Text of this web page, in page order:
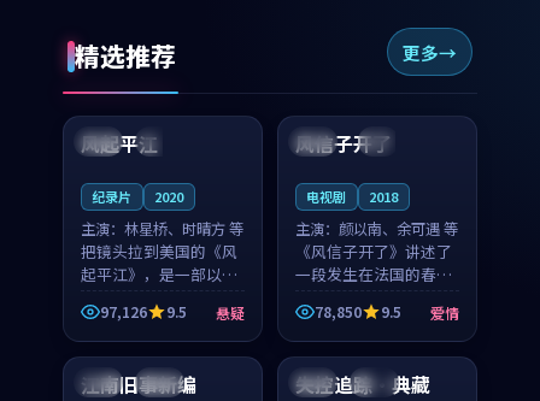
精选推荐 更多
美国 完结
99:07
风起平江
纪录片 2020
主演： 林星桥、时晴方 等
把镜头拉到美国的《风
起平江》，是一部以时
光记忆为底色的悬疑作
品。林星桥和时晴方贡
献了2020年颇受关注的
合作演出，影片在情感
层次与现实质感之间
97,126 9.5 悬疑
法国 4K
99:21
风信子开了
电视剧 2018
主演： 颜以南、余可遇 等
《风信子开了》讲述了
一段发生在法国的春日
漫步故事。颜以南饰演
的主角与余可遇的角色
因一场意外卷入更深的
纠葛，爱情元素贯穿始
终，节奏稳健而富有张
78,850 9.5 爱情
日本 院线
江南旧事新编 美国 高分
失控追踪·典藏